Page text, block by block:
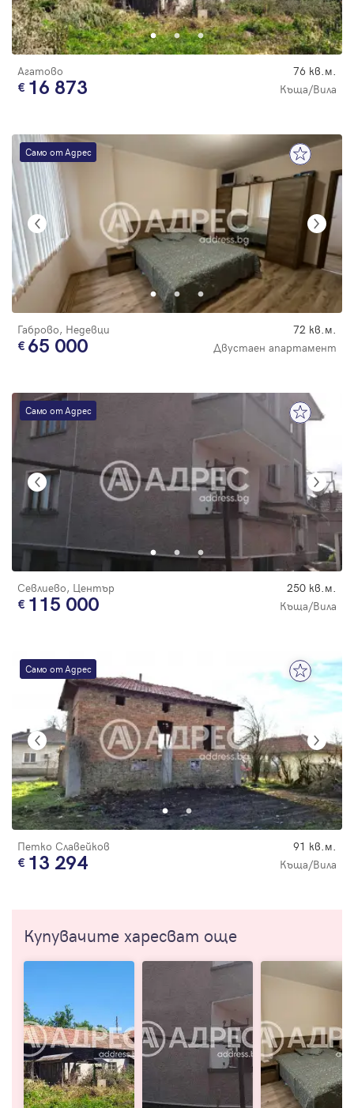
Агатово 76 кв.м.
16 873 Къща/Вила
Само от Адрес
Габрово, Недевци 72 кв.м.
65 000 Двустаен апартамент
Само от Адрес
Севлиево, Център 250 кв.м.
115 000 Къща/Вила
Само от Адрес
Петко Славейков 91 кв.м.
13 294 Къща/Вила
Купувачите харесват още
Парола
Забравена парола